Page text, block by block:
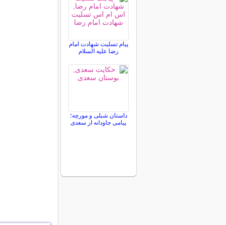
پیام تسلیت شهادت امام
رضا علیه السلام
داستان شبلی و مورچه؛
پیامی جاودانه از سعدی